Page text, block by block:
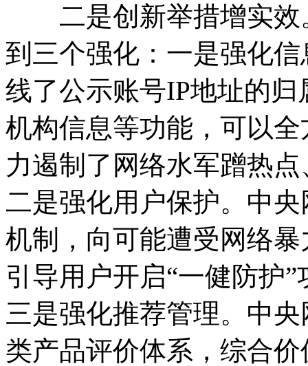
二是创新举措增实效
到三个强化：一是强化
线了公示账号IP地址的
机构信息等功能，可以
力遏制了网络水军蹭热
二是强化用户保护。中
机制，向可能遭受网络
引导用户开启“一健防护
三是强化推荐管理。中
类产品评价体系，综合